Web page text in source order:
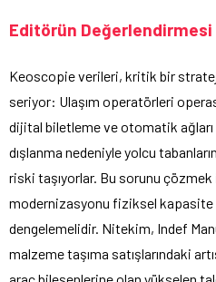
Editörün Değerlendirmesi
Keoscopie verileri, kritik bir
seriyor: Ulaşım operatörleri
dijital biletleme ve otomatik ağları
dışlanma nedeniyle yolcu
riski taşıyorlar. Bu sorunu
modernizasyonu fiziksel
dengelemelidir. Nitekim, Indef
malzeme taşıma satışlarındaki